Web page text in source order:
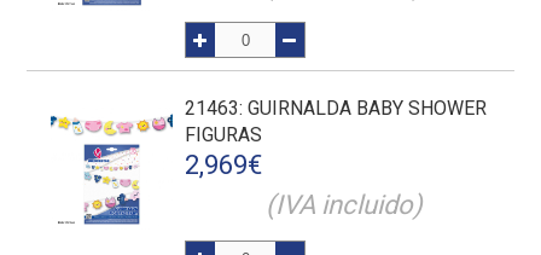
21463: GUIRNALDA BABY SHOWER
FIGURAS
2,969€
(IVA incluido)